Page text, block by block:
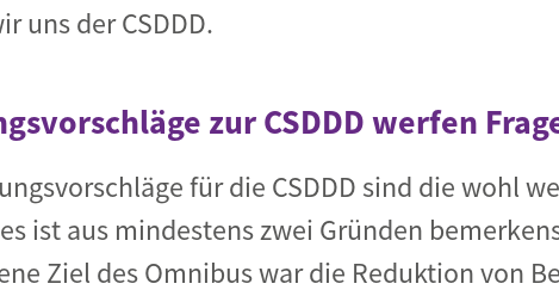
uns der CSDDD.
zur CSDDD werfen
für die CSDDD sind die wohl
ist aus mindestens zwei Gründen
Ziel des Omnibus war die Reduktion von